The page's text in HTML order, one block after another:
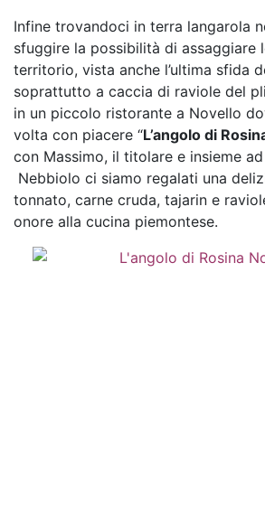
Infine trovandoci in terra langarola
sfuggire la possibilità di assaggiare
territorio, vista anche l’ultima sfida
soprattutto a caccia di raviole del
in un piccolo ristorante a Novello
volta con piacere “L’angolo di
con Massimo, il titolare e insieme
Nebbiolo ci siamo regalati una
tonnato, carne cruda, tajarin e
onore alla cucina piemontese.